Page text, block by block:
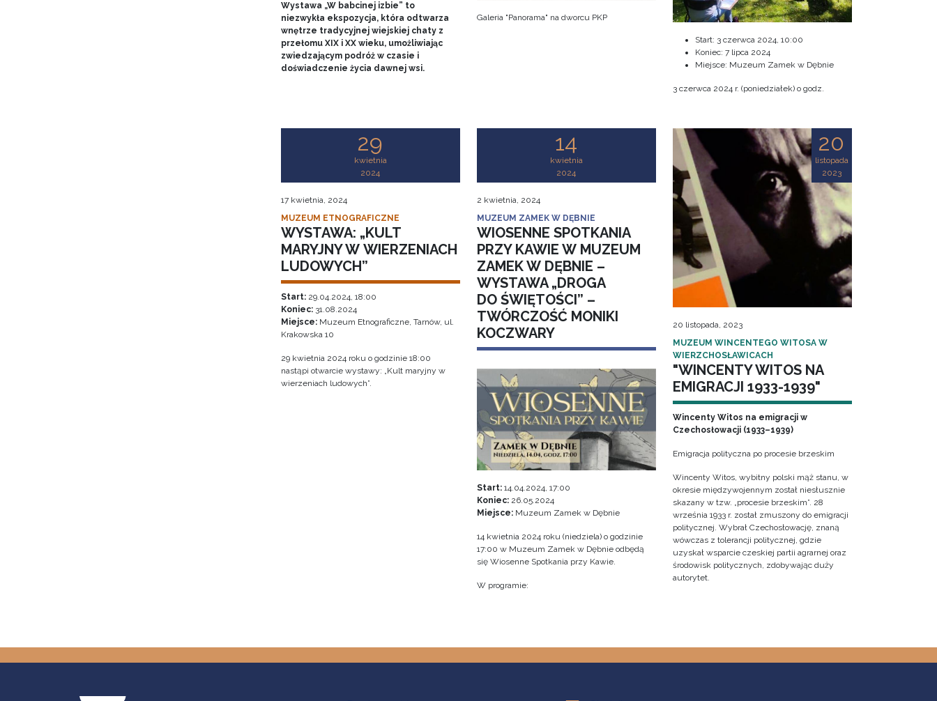
Wystawa „W babcinej izbie” to
niezwykła ekspozycja, która odtwarza
wnętrze tradycyjnej wiejskiej chaty z
przełomu XIX i XX wieku, umożliwiając
zwiedzającym podróż w czasie i
doświadczenie życia dawnej wsi.
Galeria "Panorama" na dworcu PKP
Start: 3 czerwca 2024, 10:00
Koniec: 7 lipca 2024
Miejsce: Muzeum Zamek w Dębnie
3 czerwca 2024 r. (poniedziałek) o godz.
29
kwietnia
2024
17 kwietnia, 2024
MUZEUM ETNOGRAFICZNE
WYSTAWA: „KULT
MARYJNY W WIERZENIACH
LUDOWYCH”
Start: 29.04.2024, 18:00
Koniec: 31.08.2024
Miejsce: Muzeum Etnograficzne, Tarnów, ul.
Krakowska 10
29 kwietnia 2024 roku o godzinie 18:00
nastąpi otwarcie wystawy: „Kult maryjny w
wierzeniach ludowych”.
14
kwietnia
2024
2 kwietnia, 2024
MUZEUM ZAMEK W DĘBNIE
WIOSENNE SPOTKANIA
PRZY KAWIE W MUZEUM
ZAMEK W DĘBNIE –
WYSTAWA „DROGA
DO ŚWIĘTOŚCI” –
TWÓRCZOŚĆ MONIKI
KOCZWARY
Start:14.04.2024, 17:00
Koniec:26.05.2024
Miejsce:Muzeum Zamek w Dębnie
14 kwietnia 2024 roku (niedziela) o godzinie
17:00 w Muzeum Zamek w Dębnie odbędą
się Wiosenne Spotkania przy Kawie.
W programie:
20
listopada
2023
20 listopada, 2023
MUZEUM WINCENTEGO WITOSA W
WIERZCHOSŁAWICACH
"WINCENTY WITOS NA
EMIGRACJI 1933-1939"
Wincenty Witos na emigracji w
Czechosłowacji (1933–1939)
Emigracja polityczna po procesie brzeskim
Wincenty Witos, wybitny polski mąż stanu, w
okresie międzywojennym został niesłusznie
skazany w tzw. „procesie brzeskim”. 28
września 1933 r. został zmuszony do emigracji
politycznej. Wybrał Czechosłowację, znaną
wówczas z tolerancji politycznej, gdzie
uzyskał wsparcie czeskiej partii agrarnej oraz
środowisk politycznych, zdobywając duży
autorytet.